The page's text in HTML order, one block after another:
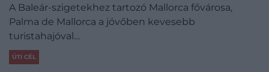
A Baleár-szigetekhez tartozó Mallorca fővárosa,
Palma de Mallorca a jövőben kevesebb
turistahajóval…
ÚTI CÉL